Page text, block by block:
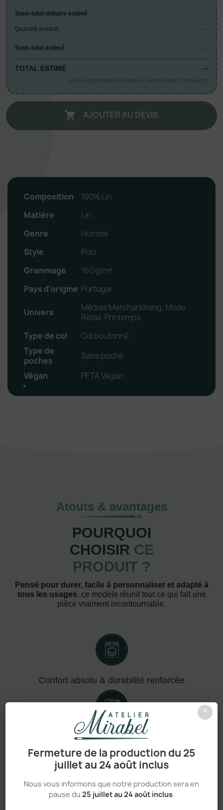
×
Fermeture de la production du 25
juillet au 24 août inclus
Nous vous informons que notre production sera en
pause du 25 juillet au 24 août inclus.
Sous-total unitaire estimé --
Quantité produit --
Sous-total estimé --
TOTAL ESTIMÉ --
(Hors programme de broderie / vectorisation / transport)
 AJOUTER AU DEVIS
Composition
100% Lin
Matière
Lin
Genre
Homme
Style
Polo
Grammage
160 g/m²
Pays d'origine Portugal
Univers
Médias Merchandising, Mode
Retail, Printemps
Type de col
Col boutonné
Type de
poches
Sans poche
Végan
PETA Vegan
Atouts & avantages
POURQUOI
CHOISIR CE
PRODUIT ?
Pensé pour durer, facile à personnaliser et adapté à
tous les usages, ce modèle réunit tout ce qui fait une
pièce vraiment incontournable.
Confort absolu & durabilité renforcée
Personnalisation haut de gamme
Adapté aux pros comme aux particuliers